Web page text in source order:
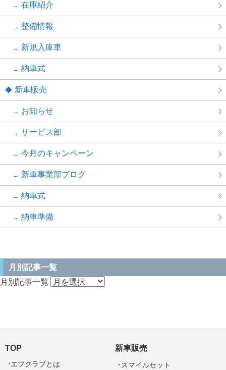
在庫紹介
整備情報
新規入庫車
納車式
新車販売
お知らせ
サービス部
今月のキャンペーン
新車事業部ブログ
納車式
納車準備
月別記事一覧
月別記事一覧
TOP
エフクラブとは
新車販売
スマイルセット